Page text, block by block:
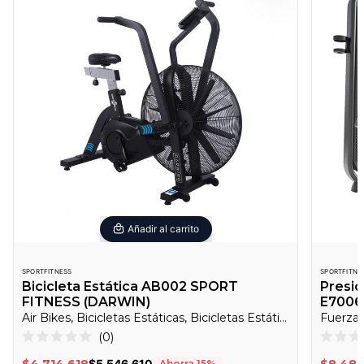
Añadir al carrito
SPORTFITNESS
Bicicleta Estática AB002 SPORT
FITNESS (DARWIN)
Air Bikes, Bicicletas Estáticas, Bicicletas Estáticas Y Spinning
0
0
0